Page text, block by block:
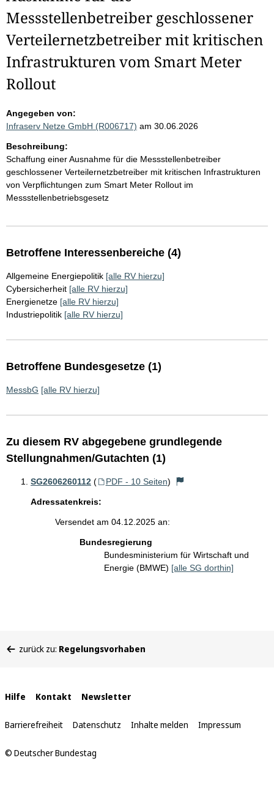
Messstellenbetreiber geschlossener
Verteilernetzbetreiber mit kritischen
Infrastrukturen vom Smart Meter
Rollout
Angegeben von:
Infraserv Netze GmbH (R006717) am 30.06.2026
Beschreibung:
Schaffung einer Ausnahme für die Messstellenbetreiber
geschlossener Verteilernetzbetreiber mit kritischen Infrastrukturen
von Verpflichtungen zum Smart Meter Rollout im
Messstellenbetriebsgesetz
Betroffene Interessenbereiche (4)
Allgemeine Energiepolitik [alle RV hierzu]
Cybersicherheit [alle RV hierzu]
Energienetze [alle RV hierzu]
Industriepolitik [alle RV hierzu]
Betroffene Bundesgesetze (1)
MessbG [alle RV hierzu]
Zu diesem RV abgegebene grundlegende
Stellungnahmen/Gutachten (1)
SG2606260112 ( PDF - 10 Seiten)
Adressatenkreis:
Versendet am 04.12.2025 an:
Bundesregierung
Bundesministerium für Wirtschaft und
Energie (BMWE) [alle SG dorthin]
befinden
zurück zu: Regelungsvorhaben
Interne
Links
Hilfe Kontakt Newsletter
Barrierefreiheit Datenschutz Inhalte melden Impressum
© Deutscher Bundestag